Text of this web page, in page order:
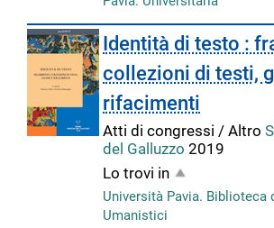
Identità di testo :
collezioni di testi,
rifacimenti
Atti di congressi / Altro
del Galluzzo2019
Lo trovi in
Università Pavia. Biblioteca
Umanistici